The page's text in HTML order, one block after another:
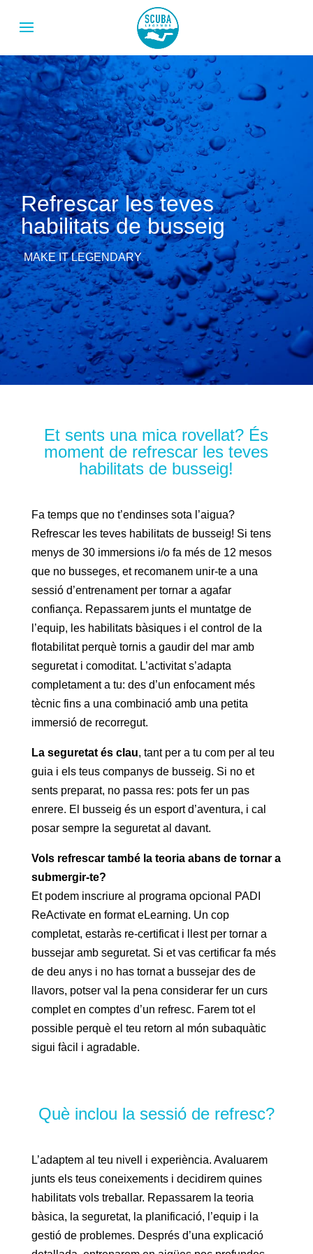
Refrescar les teves
habilitats de busseig
MAKE IT LEGENDARY
Et sents una mica rovellat? És
moment de refrescar les teves
habilitats de busseig!
Fa temps que no t’endinses sota l’aigua?
Refrescar les teves habilitats de busseig! Si tens
menys de 30 immersions i/o fa més de 12 mesos
que no busseges, et recomanem unir-te a una
sessió d’entrenament per tornar a agafar
confiança. Repassarem junts el muntatge de
l’equip, les habilitats bàsiques i el control de la
flotabilitat perquè tornis a gaudir del mar amb
seguretat i comoditat. L’activitat s’adapta
completament a tu: des d’un enfocament més
tècnic fins a una combinació amb una petita
immersió de recorregut.
La seguretat és clau, tant per a tu com per al teu
guia i els teus companys de busseig. Si no et
sents preparat, no passa res: pots fer un pas
enrere. El busseig és un esport d’aventura, i cal
posar sempre la seguretat al davant.
Vols refrescar també la teoria abans de tornar a
submergir-te?
Et podem inscriure al programa opcional PADI
ReActivate en format eLearning. Un cop
completat, estaràs re-certificat i llest per tornar a
bussejar amb seguretat. Si et vas certificar fa més
de deu anys i no has tornat a bussejar des de
llavors, potser val la pena considerar fer un curs
complet en comptes d’un refresc. Farem tot el
possible perquè el teu retorn al món subaquàtic
sigui fàcil i agradable.
Què inclou la sessió de refresc?
L’adaptem al teu nivell i experiència. Avaluarem
junts els teus coneixements i decidirem quines
habilitats vols treballar. Repassarem la teoria
bàsica, la seguretat, la planificació, l’equip i la
gestió de problemes. Després d’una explicació